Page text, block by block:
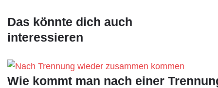
Das könnte dich auch
interessieren
Wie kommt man nach einer